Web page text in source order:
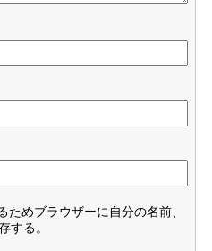
ためブラウザーに自分の名前、
する。